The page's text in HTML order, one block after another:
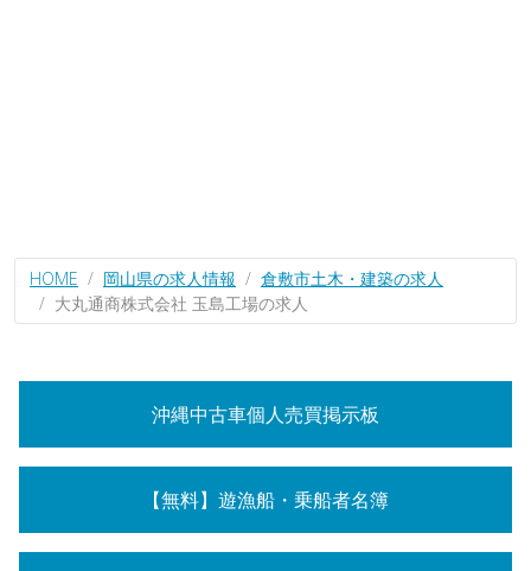
HOME 岡山県の求人情報
倉敷市土木・建築の求人
大丸通商株式会社 玉島工場の求人
沖縄中古車個人売買掲示板
【無料】遊漁船・乗船者名簿